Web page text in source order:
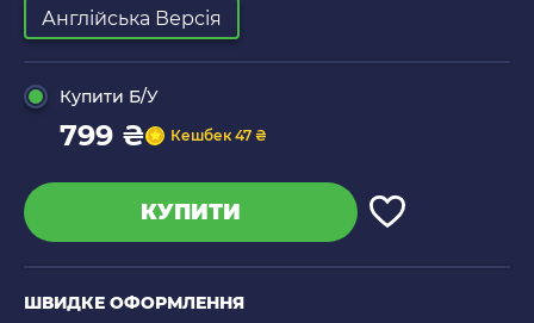
Англійська Версія
Купити Б/У
799 ₴ Кешбек 47 ₴
КУПИТИ
ШВИДКЕ ОФОРМЛЕННЯ